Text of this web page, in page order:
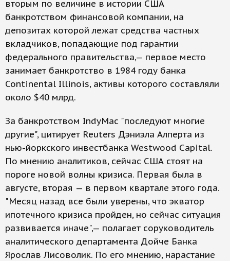
вторым по величине в истории США
банкротством финансовой компании, на
депозитах которой лежат средства частных
вкладчиков, попадающие под гарантии
федерального правительства,— первое место
занимает банкротство в 1984 году банка
Continental Illinois, активы которого составляли
около $40 млрд.
За банкротством IndyMac "последуют многие
другие", цитирует Reuters Дэниэла Алперта из
нью-йоркского инвестбанка Westwood Capital.
По мнению аналитиков, сейчас США стоят на
пороге новой волны кризиса. Первая была в
августе, вторая — в первом квартале этого года.
"Месяц назад все были уверены, что экватор
ипотечного кризиса пройден, но сейчас ситуация
развивается иначе",— полагает соруководитель
аналитического департамента Дойче Банка
Ярослав Лисоволик. По его мнению, нарастание